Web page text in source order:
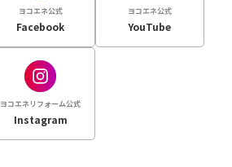
ヨコエネ公式
Facebook
ヨコエネ公式
YouTube
ヨコエネリフォーム公式
Instagram